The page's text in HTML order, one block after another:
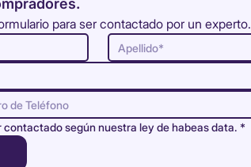
para ser contactado por un experto.
contactado según nuestra ley de habeas data. *